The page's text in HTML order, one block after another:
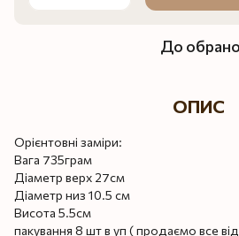
До
ОПИС
Орієнтовні заміри:
Вага 735грам
Діаметр верх 27см
Діаметр низ 10.5 см
Висота 5.5см
пакування 8 шт в уп ( продаємо все від